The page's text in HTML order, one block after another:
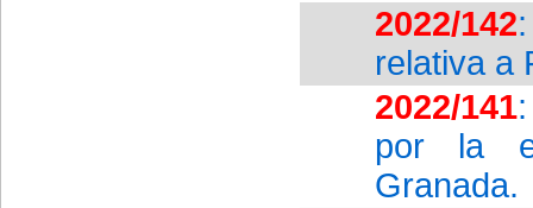
2022/142
relativa a
2022/141
por la
Granada.